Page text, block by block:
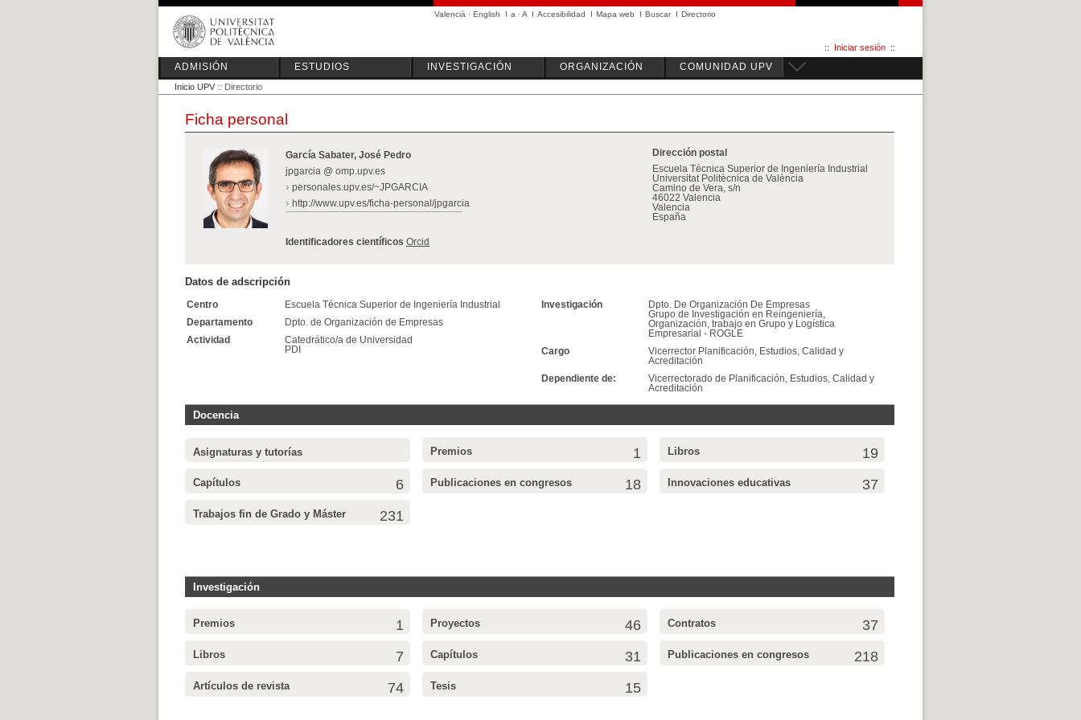
Valencià · English I a ·A I Accesibilidad I Mapa web I Buscar I Directorio
:: Iniciar sesión ::
ADMISIÓN ESTUDIOS INVESTIGACIÓN ORGANIZACIÓN COMUNIDAD UPV
Inicio UPV :: Directorio
Ficha personal
García Sabater, José Pedro
jpgarcia @ omp.upv.es
personales.upv.es/~JPGARCIA
http://www.upv.es/ficha-personal/jpgarcia
Identificadores científicos Orcid
Dirección postal
Escuela Técnica Superior de Ingeniería Industrial
Universitat Politècnica de València
Camino de Vera, s/n
46022 Valencia
Valencia
España
Datos de adscripción
Centro
Escuela Técnica Superior de Ingeniería Industrial
Departamento
Dpto. de Organización de Empresas
Actividad
Catedrático/a de Universidad
PDI
Investigación
Dpto. De Organización De Empresas
Grupo de Investigación en Reingeniería,
Organización, trabajo en Grupo y Logística
Empresarial - ROGLE
Cargo
Vicerrector Planificación, Estudios, Calidad y
Acreditación
Dependiente de:
Vicerrectorado de Planificación, Estudios, Calidad y
Acreditación
Docencia
Asignaturas y tutorías Premios 1 Libros 19
Capítulos 6 Publicaciones en congresos 18 Innovaciones educativas 37
Trabajos fin de Grado y Máster 231
Investigación
Premios 1 Proyectos 46 Contratos 37
Libros 7 Capítulos 31 Publicaciones en congresos 218
Artículos de revista 74 Tesis 15